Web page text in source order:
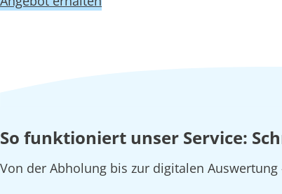
So funktioniert unser Service:
Von der Abholung bis zur digitalen